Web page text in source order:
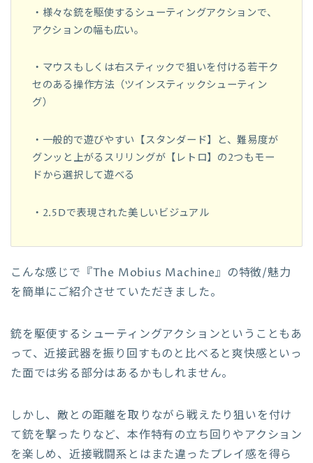
・様々な銃を駆使するシューティングアクションで、
アクションの幅も広い。
・マウスもしくは右スティックで狙いを付ける若干ク
セのある操作方法（ツインスティックシューティン
グ）
・一般的で遊びやすい【スタンダード】と、難易度が
グンッと上がるスリリングが【レトロ】の2つもモー
ドから選択して遊べる
・2.5Dで表現された美しいビジュアル
こんな感じで『The Mobius Machine』の特徴/魅力
を簡単にご紹介させていただきました。
銃を駆使するシューティングアクションということもあ
って、近接武器を振り回すものと比べると爽快感といっ
た面では劣る部分はあるかもしれません。
しかし、敵との距離を取りながら戦えたり狙いを付け
て銃を撃ったりなど、本作特有の立ち回りやアクション
を楽しめ、近接戦闘系とはまた違ったプレイ感を得ら